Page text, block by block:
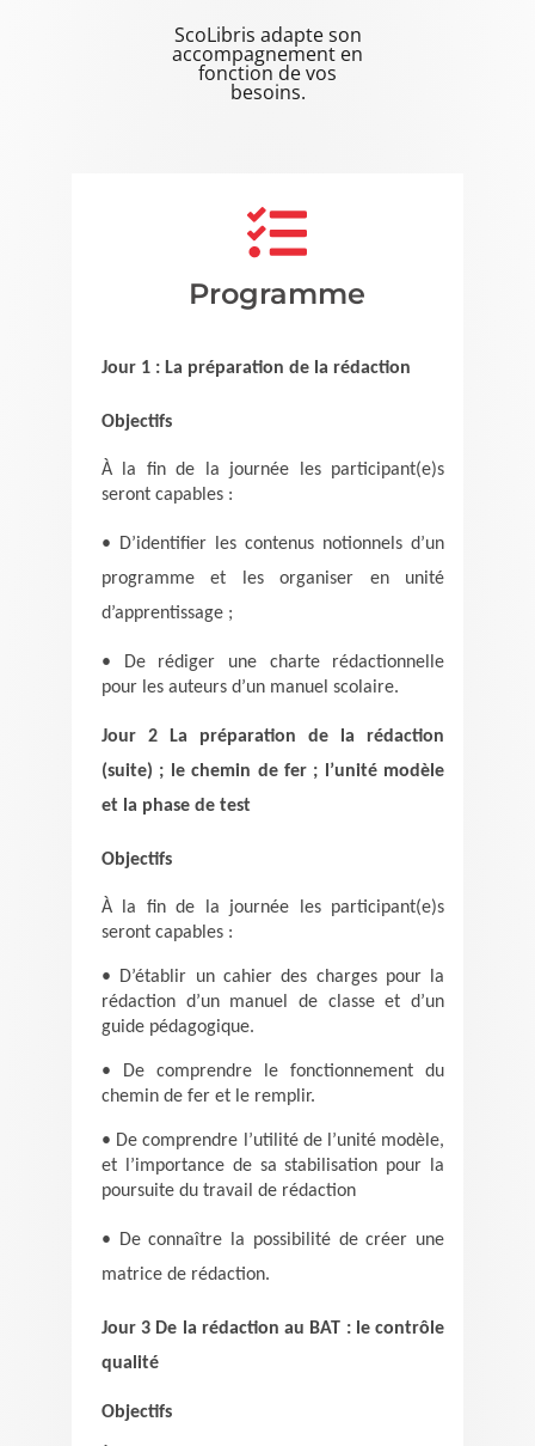
ScoLibris adapte son
accompagnement en
fonction de vos
besoins.​
Programme
Jour 1 : La préparation de la rédaction
Objectifs
À la fin de la journée les participant(e)s
seront capables :
• D’identifier les contenus notionnels d’un
programme et les organiser en unité
d’apprentissage ;
• De rédiger une charte rédactionnelle
pour les auteurs d’un manuel scolaire.
Jour 2 La préparation de la rédaction
(suite) ; le chemin de fer ; l’unité modèle
et la phase de test
Objectifs
À la fin de la journée les participant(e)s
seront capables :
• D’établir un cahier des charges pour la
rédaction d’un manuel de classe et d’un
guide pédagogique.
• De comprendre le fonctionnement du
chemin de fer et le remplir.
• De comprendre l’utilité de l’unité modèle,
et l’importance de sa stabilisation pour la
poursuite du travail de rédaction
• De connaître la possibilité de créer une
matrice de rédaction.
Jour 3 De la rédaction au BAT : le contrôle
qualité
Objectifs